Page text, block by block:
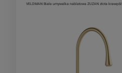
VELDMAN Biała umywalka nablatowa ZUZAN złota krawędź